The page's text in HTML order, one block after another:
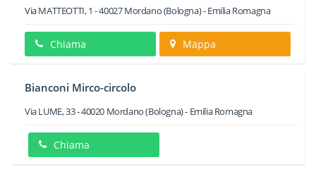
Via MATTEOTTI, 1 -40027Mordano(Bologna) -Emilia Romagna
Chiama Mappa
Bianconi Mirco-circolo
Via LUME, 33-40020 Mordano(Bologna) - Emilia Romagna
Chiama